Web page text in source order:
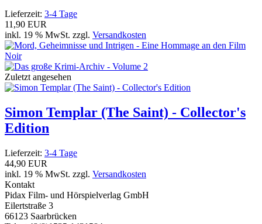
Lieferzeit: 3-4 Tage
11,90 EUR
inkl. 19 % MwSt. zzgl. Versandkosten
Zuletzt angesehen
Simon Templar (The Saint) - Collector's
Edition
Lieferzeit: 3-4 Tage
44,90 EUR
inkl. 19 % MwSt. zzgl. Versandkosten
Kontakt
Pidax Film- und Hörspielverlag GmbH
Eilertstraße 3
66123 Saarbrücken